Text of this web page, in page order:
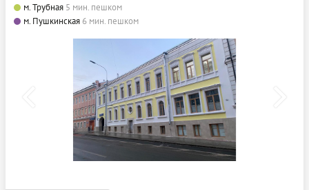
м. Трубная 5 мин. пешком
м. Пушкинская 6 мин. пешком